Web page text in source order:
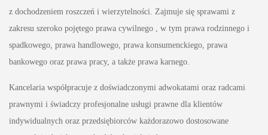
z dochodzeniem roszczeń i wierzytelności. Zajmuje się sprawami z
zakresu szeroko pojętego prawa cywilnego , w tym prawa rodzinnego i
spadkowego, prawa handlowego, prawa konsumenckiego, prawa
bankowego oraz prawa pracy, a także prawa karnego.
Kancelaria współpracuje z doświadczonymi adwokatami oraz radcami
prawnymi i świadczy profesjonalne usługi prawne dla klientów
indywidualnych oraz przedsiębiorców każdorazowo dostosowane